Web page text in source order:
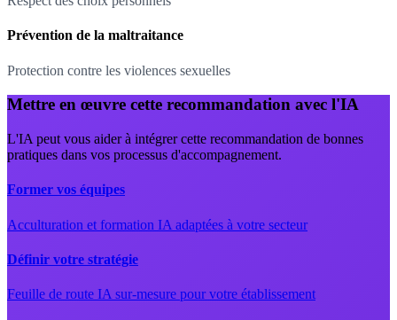
Prévention de la maltraitance
Protection contre les violences sexuelles
Mettre en œuvre cette recommandation avec l'IA
L'IA peut vous aider à intégrer cette recommandation de bonnes
pratiques dans vos processus d'accompagnement.
Former vos équipes
Acculturation et formation IA adaptées à votre secteur
Définir votre stratégie
Feuille de route IA sur-mesure pour votre établissement